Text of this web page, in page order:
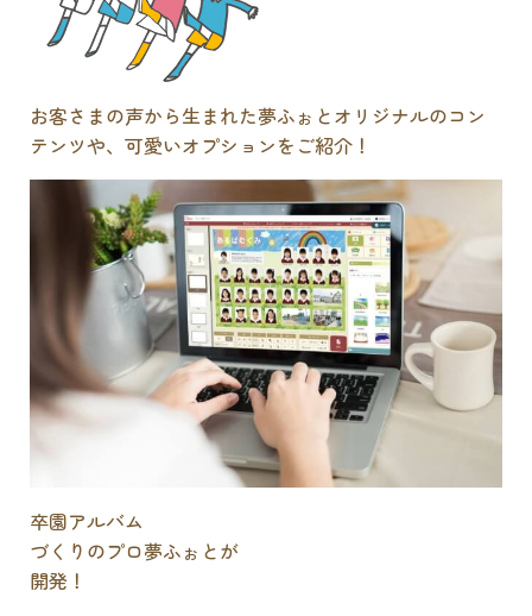
お客さまの声から生まれた夢ふぉとオリジナルのコン
テンツや、可愛いオプションをご紹介！
卒園アルバム
づくりのプロ夢ふぉとが
開発！